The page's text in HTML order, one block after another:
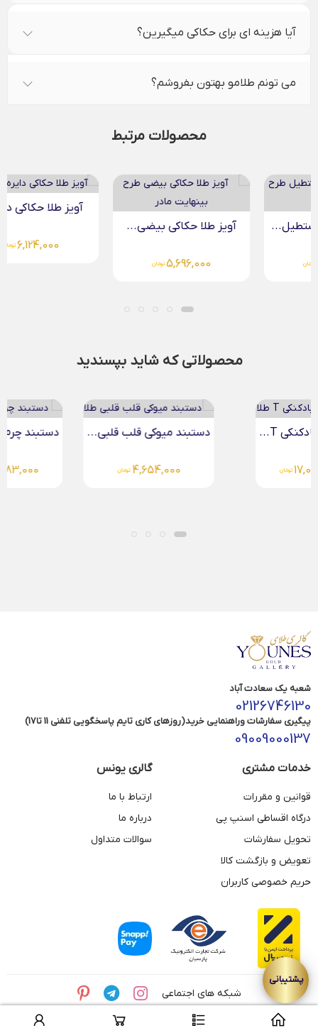
آیا هزینه ای برای حکاکی میگیرین؟
می تونم طلامو بهتون بفروشم؟
محصولات مرتبط
آویز طلا حکاکی بیضی...
تومان
آویز طلا حکاکی دایره...
تومان
محصولاتی که شاید بپسندید
دستبند میوکی قلب قلبی... دستبند چرم پروانه طلا
4,083,000
شعبه یک سعادت آباد
02126746130
پیگیری سفارشات وراهنمایی خرید(روزهای کاری تایم پاسخگویی تلفنی 11 تا17)
09009000137
خدمات مشتری
قوانین و مقررات
درگاه اقساطی اسنپ پی
تحویل سفارشات
تعویض و بازگشت کالا
حریم خصوصی کاربران
گالری یونس
ارتباط با ما
درباره ما
سوالات متداول
© تمامی حقوق این وبسایت متعلق به مجموعه طلای یونس می باشد.
شبکه های اجتماعی